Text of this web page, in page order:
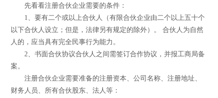
先看看注册合伙企业需要的条件：
1、要有二个或以上合伙人（有限合伙企业由二个以上五十个
以下合伙人设立；但是，法律另有规定的除外）。 合伙人为自然
人的，应当具有完全民事行为能力。
2、书面合伙协议合伙人之间需签订合作协议，并报工商局备
案。
注册合伙企业需要准备的注册资本、公司名称、注册地址、
财务人员、所有合伙股东、法人等：